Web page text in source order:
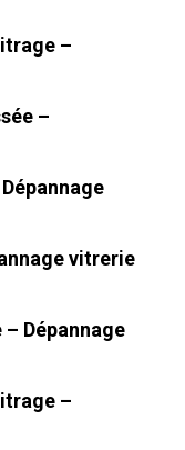
–
–
vitrerie
Dépannage
–